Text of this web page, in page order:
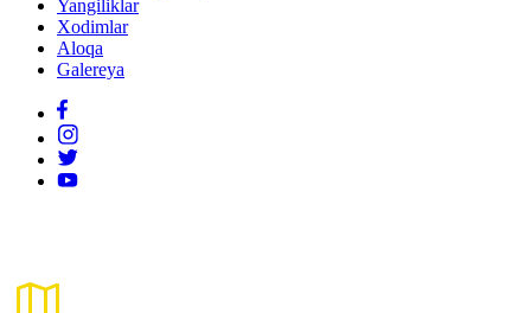
Yangiliklar
Xodimlar
Aloqa
Galereya